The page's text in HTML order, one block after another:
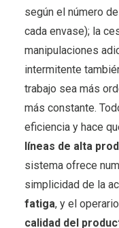
según el número
cada envase); la
manipulaciones
intermitente
trabajo sea más
más constante.
eficiencia y hace
líneas de alta
sistema ofrece
simplicidad de la
fatiga, y el
calidad del